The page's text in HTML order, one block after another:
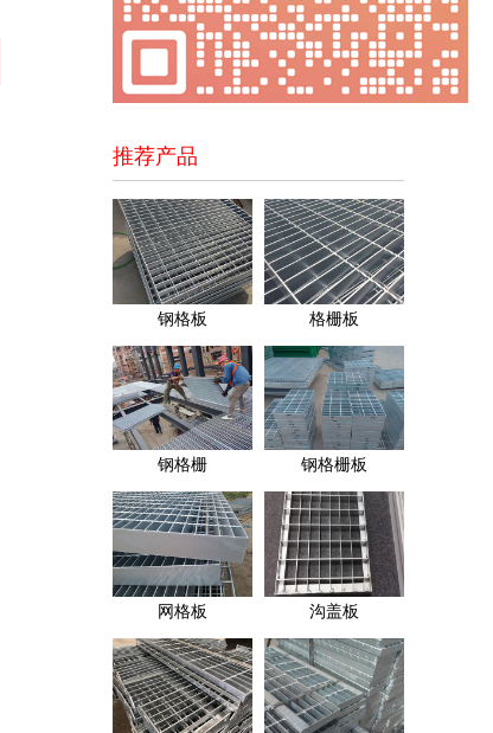
推荐产品
钢格板 格栅板
钢格栅 钢格栅板
网格板 沟盖板